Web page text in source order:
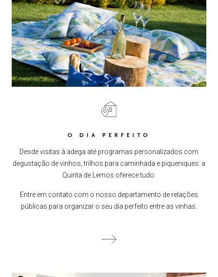
O DIA PERFEITO
Desde visitas à adega até programas personalizados com
degustação de vinhos, trilhos para caminhada e piqueniques: a
Quinta de Lemos oferece tudo.
Entre em contato com o nosso departamento de relações
públicas para organizar o seu dia perfeito entre as vinhas.